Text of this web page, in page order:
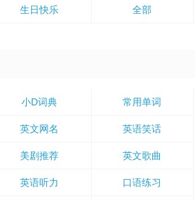
生日快乐 全部
小D词典 常用单词
英文网名 英语笑话
美剧推荐 英文歌曲
英语听力 口语练习